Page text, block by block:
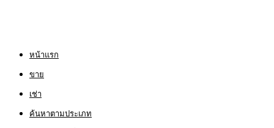
หน้าแรก
ขาย
เช่า
ค้นหาตามประเภท